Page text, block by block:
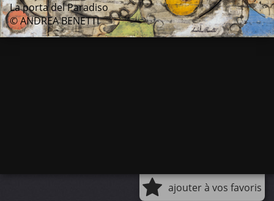
La porta del Paradiso
© ANDREA BENETTI
ajouter à vos favoris